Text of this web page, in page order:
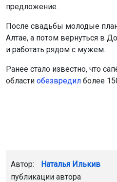
предложение.
После свадьбы молодые
Алтае, а потом вернуться в
и работать рядом с мужем.
Ранее стало известно, что
области обезвредил более
Автор: Наталья Илькив
публикации автора